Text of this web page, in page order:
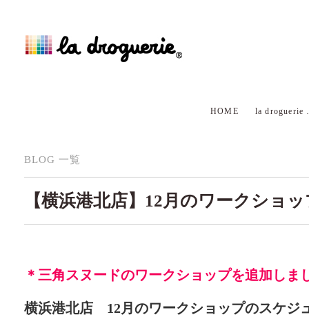
HOME la droguerie
BLOG 一覧
【横浜港北店】12月のワークショ
＊三角スヌードのワークショップを追加しま
横浜港北店 12月のワークショップのスケジ